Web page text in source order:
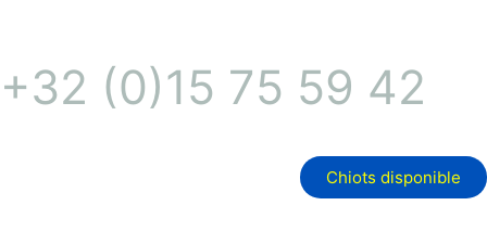
+32 (0)15 75 59 42
Chiots disponible